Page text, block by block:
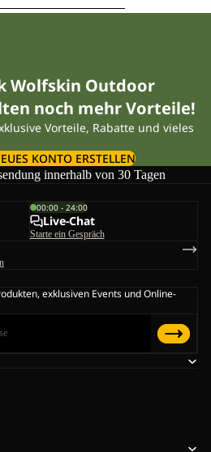
Wolfskin Outdoor
noch mehr Vorteile!
Vorteile, Rabatte und vieles
KONTO ERSTELLEN
innerhalb von 30 Tagen
00:00 - 24:00
Live-Chat
Starte ein Gespräch
exklusiven Events und Online-